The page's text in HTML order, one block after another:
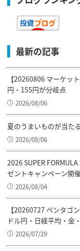
最新の記事
【20260806 マーケッ
円・155円が分岐点
2026/08/06
夏のうまいものが当た
2026/08/06
2026 SUPER
ゼントキャンペーン開催
2026/08/04
【20260727 ペンタゴ
ドル円・日経平均・金
2026/07/29